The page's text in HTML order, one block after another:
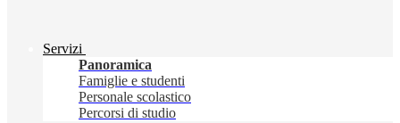
Servizi
Panoramica
Famiglie e studenti
Personale scolastico
Percorsi di studio